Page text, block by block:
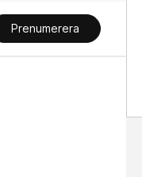
Prenumerera